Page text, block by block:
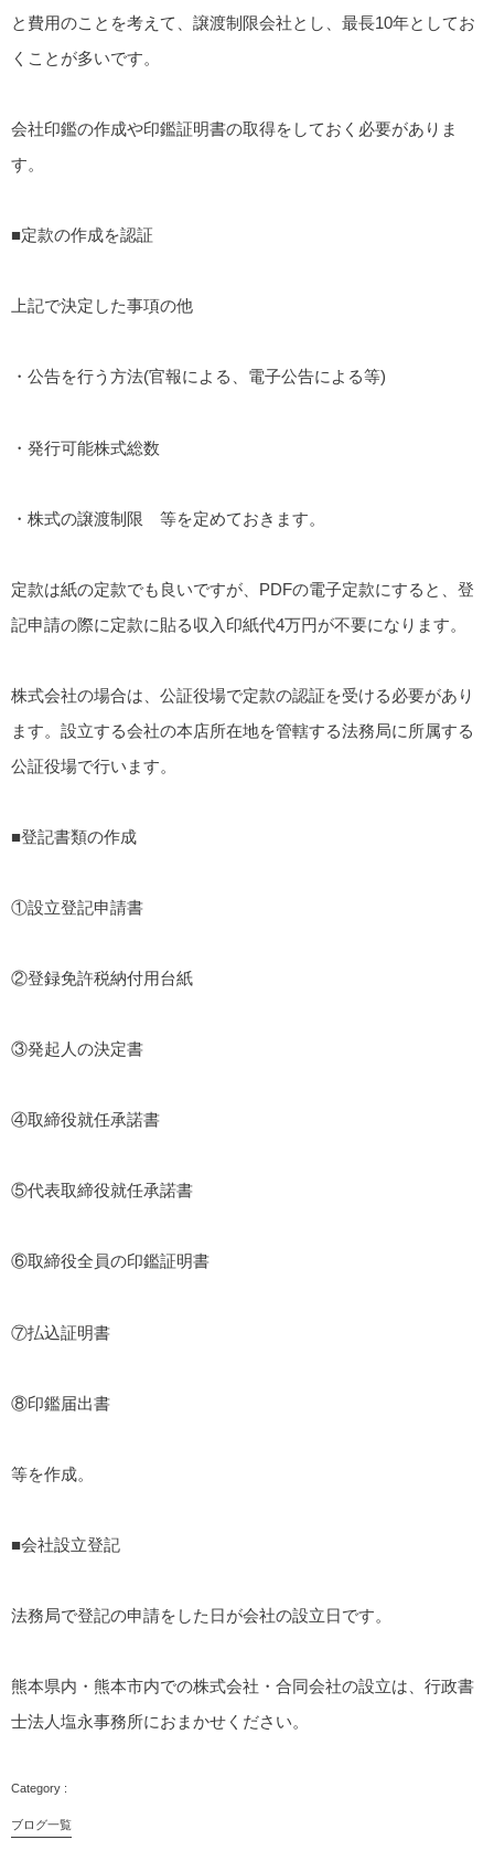
と費用のことを考えて、譲渡制限会社とし、最長10年としてお
くことが多いです。
会社印鑑の作成や印鑑証明書の取得をしておく必要がありま
す。
■定款の作成を認証
上記で決定した事項の他
・公告を行う方法(官報による、電子公告による等)
・発行可能株式総数
・株式の譲渡制限 等を定めておきます。
定款は紙の定款でも良いですが、PDFの電子定款にすると、登
記申請の際に定款に貼る収入印紙代4万円が不要になります。
株式会社の場合は、公証役場で定款の認証を受ける必要があり
ます。設立する会社の本店所在地を管轄する法務局に所属する
公証役場で行います。
■登記書類の作成
①設立登記申請書
②登録免許税納付用台紙
③発起人の決定書
④取締役就任承諾書
⑤代表取締役就任承諾書
⑥取締役全員の印鑑証明書
⑦払込証明書
⑧印鑑届出書
等を作成。
■会社設立登記
法務局で登記の申請をした日が会社の設立日です。
熊本県内・熊本市内での株式会社・合同会社の設立は、行政書
士法人塩永事務所におまかせください。
ブログ一覧